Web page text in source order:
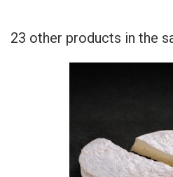
23 other products in the